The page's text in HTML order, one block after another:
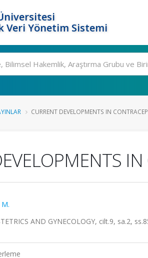
Veri Yönetim Sistemi
CURRENT DEVELOPMENTS IN
AND GYNECOLOGY, cilt.9, sa.2,